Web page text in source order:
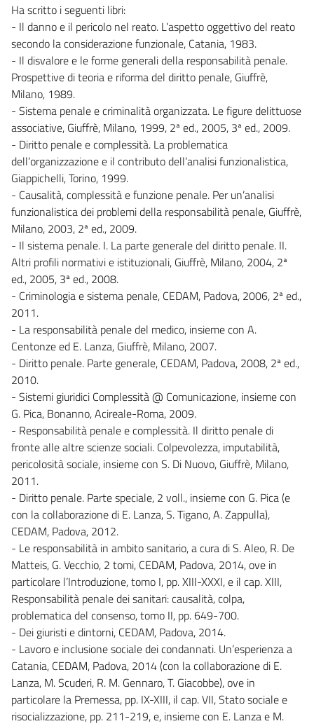
Ha scritto i seguenti libri:
- Il danno e il pericolo nel reato. L’aspetto oggettivo del reato
secondo la considerazione funzionale, Catania, 1983.
- Il disvalore e le forme generali della responsabilità penale.
Prospettive di teoria e riforma del diritto penale, Giuffrè,
Milano, 1989.
- Sistema penale e criminalità organizzata. Le figure delittuose
associative, Giuffrè, Milano, 1999, 2ª ed., 2005, 3ª ed., 2009.
- Diritto penale e complessità. La problematica
dell’organizzazione e il contributo dell’analisi funzionalistica,
Giappichelli, Torino, 1999.
- Causalità, complessità e funzione penale. Per un’analisi
funzionalistica dei problemi della responsabilità penale, Giuffrè,
Milano, 2003, 2ª ed., 2009.
- Il sistema penale. I. La parte generale del diritto penale. II.
Altri profili normativi e istituzionali, Giuffrè, Milano, 2004, 2ª
ed., 2005, 3ª ed., 2008.
- Criminologia e sistema penale, CEDAM, Padova, 2006, 2ª ed.,
2011.
- La responsabilità penale del medico, insieme con A.
Centonze ed E. Lanza, Giuffrè, Milano, 2007.
- Diritto penale. Parte generale, CEDAM, Padova, 2008, 2ª ed.,
2010.
- Sistemi giuridici Complessità @ Comunicazione, insieme con
G. Pica, Bonanno, Acireale-Roma, 2009.
- Responsabilità penale e complessità. Il diritto penale di
fronte alle altre scienze sociali. Colpevolezza, imputabilità,
pericolosità sociale, insieme con S. Di Nuovo, Giuffrè, Milano,
2011.
- Diritto penale. Parte speciale, 2 voll., insieme con G. Pica (e
con la collaborazione di E. Lanza, S. Tigano, A. Zappulla),
CEDAM, Padova, 2012.
- Le responsabilità in ambito sanitario, a cura di S. Aleo, R. De
Matteis, G. Vecchio, 2 tomi, CEDAM, Padova, 2014, ove in
particolare l’Introduzione, tomo I, pp. XIII-XXXI, e il cap. XIII,
Responsabilità penale dei sanitari: causalità, colpa,
problematica del consenso, tomo II, pp. 649-700.
- Dei giuristi e dintorni, CEDAM, Padova, 2014.
- Lavoro e inclusione sociale dei condannati. Un’esperienza a
Catania, CEDAM, Padova, 2014 (con la collaborazione di E.
Lanza, M. Scuderi, R. M. Gennaro, T. Giacobbe), ove in
particolare la Premessa, pp. IX-XIII, il cap. VII, Stato sociale e
risocializzazione, pp. 211-219, e, insieme con E. Lanza e M.